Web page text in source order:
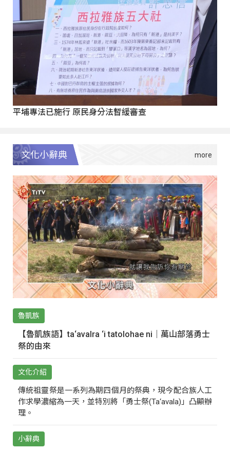
平埔專法已施行 原民身分法暫緩審查
文化小辭典
魯凱族
【魯凱族語】ta‘avalra ‘i tatolohae ni｜萬山部落勇士
祭的由來
文化介紹
傳統祖靈祭是一系列為期四個月的祭典，現今配合族人工
作求學濃縮為一天，並特別將「勇士祭(Ta‘avala)」凸顯辦
理。
小辭典